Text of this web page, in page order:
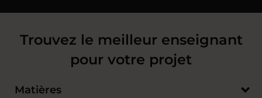
Trouvez le meilleur enseignant
pour votre projet
Matières